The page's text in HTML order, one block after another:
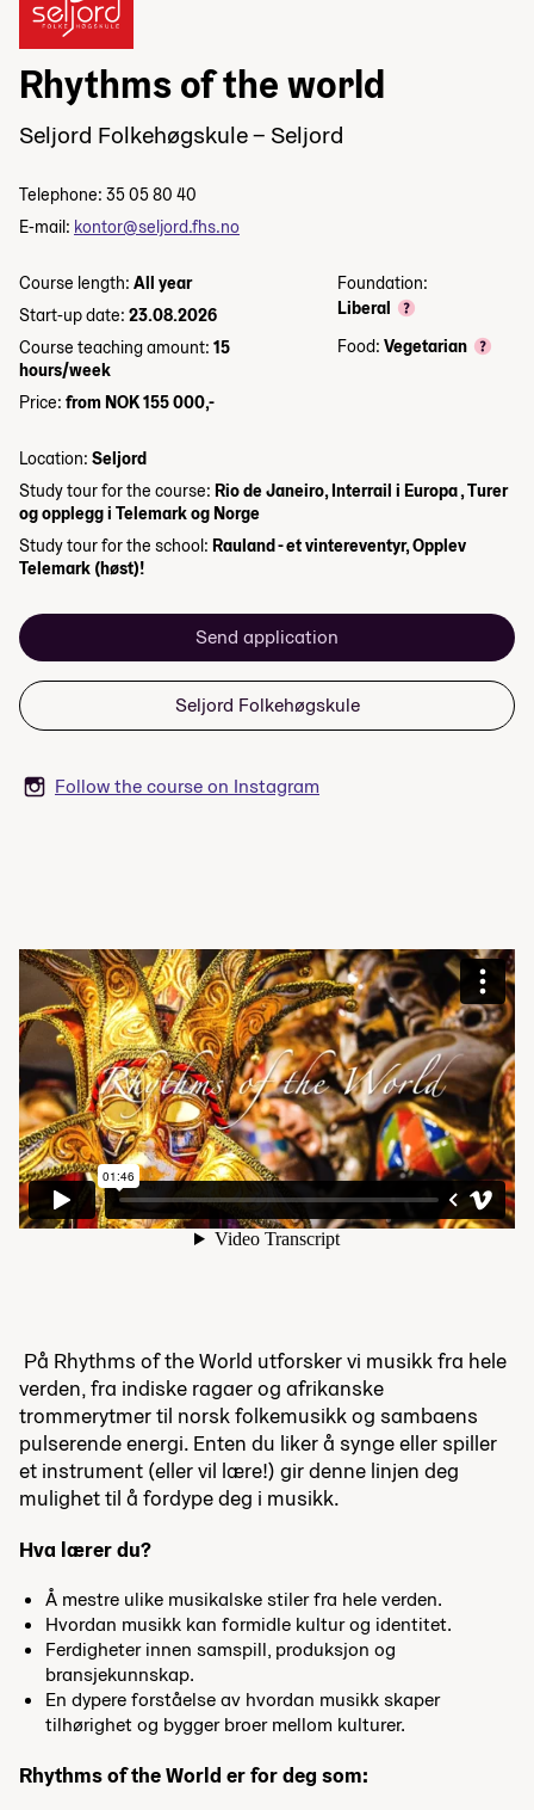
Rhythms of the world
Seljord Folkehøgskule – Seljord
Telephone: 35 05 80 40
E-mail: kontor@seljord.fhs.no
Course length: All year
Start-up date: 23.08.2026
Course teaching amount: 15
hours/week
Price: from NOK 155 000,-
Foundation:
Liberal
Food:Vegetarian
Location: Seljord
Study tour for the course: Rio de Janeiro, Interrail i Europa , Turer
og opplegg i Telemark og Norge
Study tour for the school: Rauland - et vintereventyr, Opplev
Telemark (høst)!
Send application
Seljord Folkehøgskule
Follow the course on Instagram
På Rhythms of the World utforsker vi musikk fra hele
verden, fra indiske ragaer og afrikanske
trommerytmer til norsk folkemusikk og sambaens
pulserende energi. Enten du liker å synge eller spiller
et instrument (eller vil lære!) gir denne linjen deg
mulighet til å fordype deg i musikk.
Hva lærer du?
Å mestre ulike musikalske stiler fra hele verden.
Hvordan musikk kan formidle kultur og identitet.
Ferdigheter innen samspill, produksjon og
bransjekunnskap.
En dypere forståelse av hvordan musikk skaper
tilhørighet og bygger broer mellom kulturer.
Rhythms of the World er for deg som: